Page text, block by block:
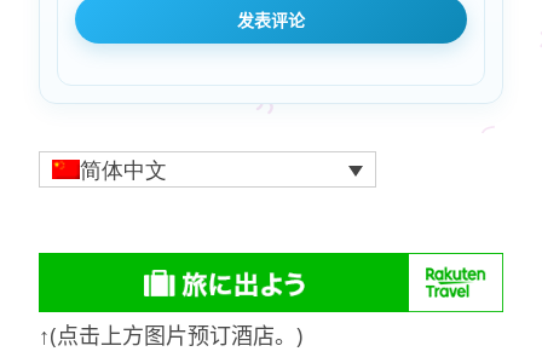
简体中文
↑(点击上方图片预订酒店。)